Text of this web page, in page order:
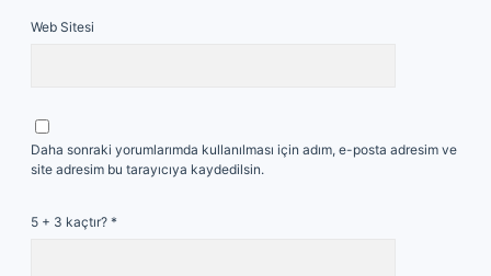
Web Sitesi
Daha sonraki yorumlarımda kullanılması için adım, e-posta adresim ve
site adresim bu tarayıcıya kaydedilsin.
5 + 3 kaçtır? *